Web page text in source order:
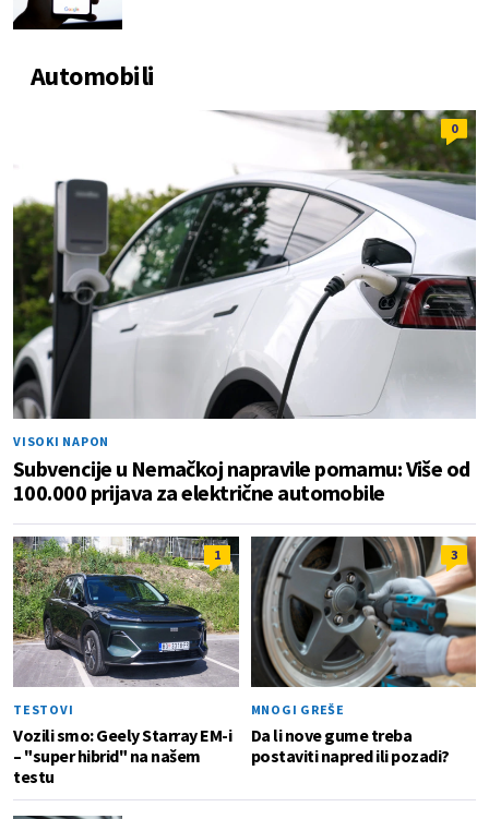
Automobili
0
VISOKI NAPON
Subvencije u Nemačkoj napravile pomamu: Više od
100.000 prijava za električne automobile
1
TESTOVI
Vozili smo: Geely Starray EM-i
– "super hibrid" na našem
testu
3
MNOGI GREŠE
Da li nove gume treba
postaviti napred ili pozadi?